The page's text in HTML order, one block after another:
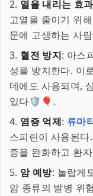
2. 열을 내리는 효과
고열을 줄이기 위
문에 고생하는 사
3. 혈전 방지: 아스
성을 방지한다. 이
데에도 사용되며,
있다🛡️🎈.
4. 염증 억제: 류마
스피린이 사용된
증을 완화하고 환
5. 암 예방: 놀랍게
암 종류의 발병 위